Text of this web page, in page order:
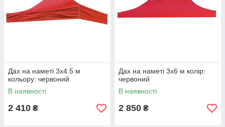
Дах на наметі 3x4.5 м
кольору: червоний
В наявності
2 410 ₴
Дах на наметі 3x6 м колір:
червоний
В наявності
2 850 ₴